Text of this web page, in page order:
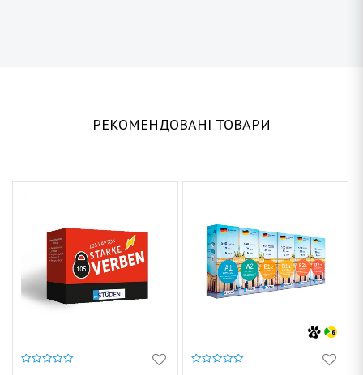
РЕКОМЕНДОВАНІ ТОВАРИ